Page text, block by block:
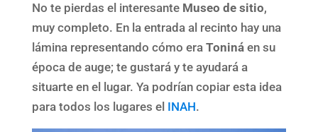
No te pierdas el interesante Museo de sitio,
muy completo. En la entrada al recinto hay una
lámina representando cómo era Tonináen su
época de auge; te gustará y te ayudará a
situarte en el lugar. Ya podrían copiar esta idea
para todos los lugares el INAH.